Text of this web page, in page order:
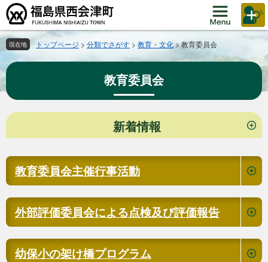
ペ
ー
ジ
の
頭
で
す。
メ
ニ
ュ
ー
飛
ば
し
本
現在地 トップページ > 分類でさがす > 教育・文化>教育委員会
教育委員会
本
新着情報
教育委員会主催行事活動
外部評価委員会による点検及び評価報告
幼保小の架け橋プログラム